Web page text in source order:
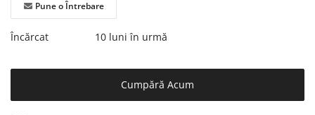
Pune o Întrebare
Încărcat 10 luni în urmă
Cumpără Acum